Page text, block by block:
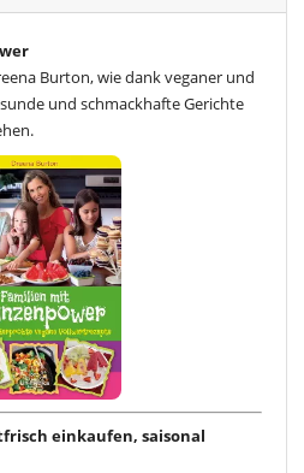
Burton, wie dank veganer und
und schmackhafte Gerichte
einkaufen, saisonal